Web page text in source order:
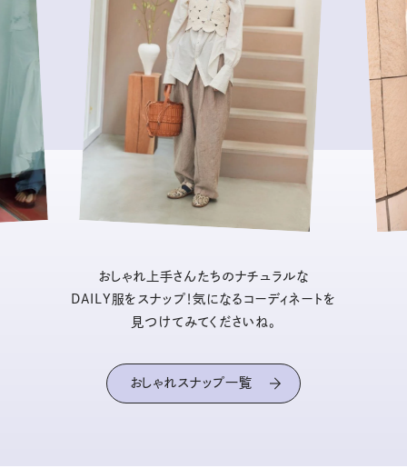
おしゃれ上手さんたちのナチュラルな
DAILY服をスナップ！気になるコーディネートを
見つけてみてくださいね。
おしゃれスナップ一覧